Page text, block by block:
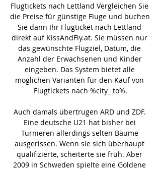
Flugtickets nach Lettland Vergleichen Sie
die Preise für günstige Fluge und buchen
Sie dann Ihr Flugticket nach Lettland
direkt auf KissAndFly.at. Sie müssen nur
das gewünschte Flugziel, Datum, die
Anzahl der Erwachsenen und Kinder
eingeben. Das System bietet alle
möglichen Varianten für den Kauf von
Flugtickets nach %city_ to%.
Auch damals übertrugen ARD und ZDF.
Eine deutsche U21 hat bisher bei
Turnieren allerdings selten Bäume
ausgerissen. Wenn sie sich überhaupt
qualifizierte, scheiterte sie früh. Aber
2009 in Schweden spielte eine Goldene